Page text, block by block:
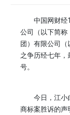
中国网财经1
公司（以下简称
团）有限公司（
之争历经七年
号。
今日，江小白
商标案胜诉的声